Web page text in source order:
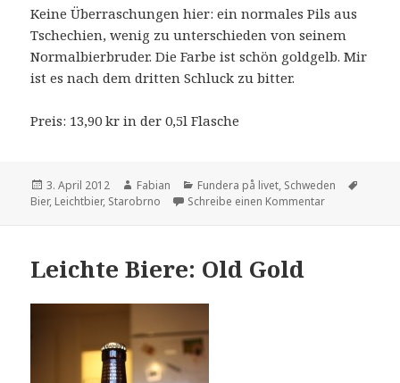
Keine Überraschungen hier: ein normales Pils aus
Tschechien, wenig zu unterschieden von seinem
Normalbierbruder. Die Farbe ist schön goldgelb. Mir
ist es nach dem dritten Schluck zu bitter.
Preis: 13,90 kr in der 0,5l Flasche
Veröffentlicht
am
3. April 2012 Autor
Fabian Kategorien
Fundera på livet, Schweden
Bier, Leichtbier, Starobrno Schreibe einen Kommentarzu Leichte
Leichte Biere: Old Gold